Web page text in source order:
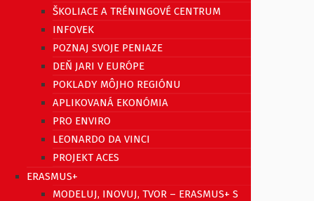
ŠKOLIACE A TRÉNINGOVÉ CENTRUM
INFOVEK
POZNAJ SVOJE PENIAZE
DEŇ JARI V EURÓPE
POKLADY MÔJHO REGIÓNU
APLIKOVANÁ EKONÓMIA
PRO ENVIRO
LEONARDO DA VINCI
PROJEKT ACES
ERASMUS+
MODELUJ, INOVUJ, TVOR – ERASMUS+ S